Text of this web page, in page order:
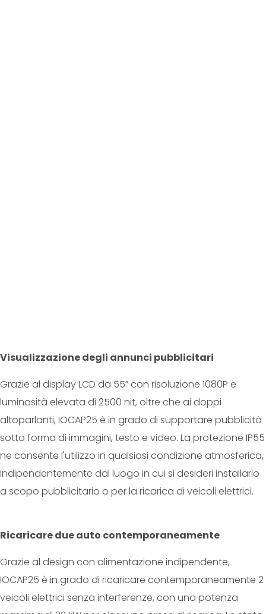
Visualizzazione degli annunci pubblicitari
Grazie al display LCD da 55” con risoluzione 1080P e
luminosità elevata di 2500 nit, oltre che ai doppi
altoparlanti, IOCAP25 è in grado di supportare pubblicità
sotto forma di immagini, testo e video. La protezione IP55
ne consente l'utilizzo in qualsiasi condizione atmosferica,
indipendentemente dal luogo in cui si desideri installarlo
a scopo pubblicitario o per la ricarica di veicoli elettrici.
Ricaricare due auto contemporaneamente
Grazie al design con alimentazione indipendente,
IOCAP25 è in grado di ricaricare contemporaneamente 2
veicoli elettrici senza interferenze, con una potenza